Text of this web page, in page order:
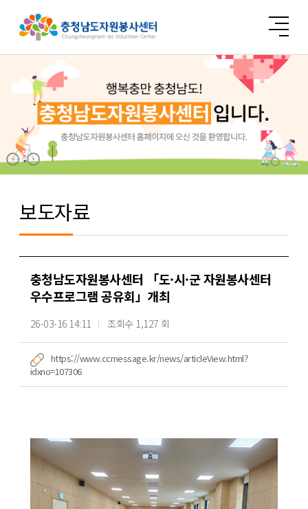
보도자료
충청남도자원봉사센터 「도·시·군 자원봉사센터
우수프로그램 공유회」개최
26-03-16 14:11 조회수 1,127 회
https://www.ccmessage.kr/news/articleView.html?
idxno=107306